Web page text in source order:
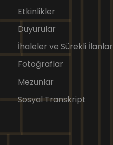
Etkinlikler
Duyurular
İhaleler ve Sürekli İlanlar
Fotoğraflar
Mezunlar
Sosyal Transkript